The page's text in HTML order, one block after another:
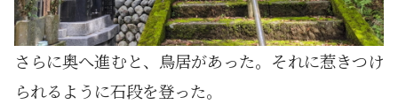
さらに奥へ進むと、鳥居があった。それに惹きつけ
られるように石段を登った。